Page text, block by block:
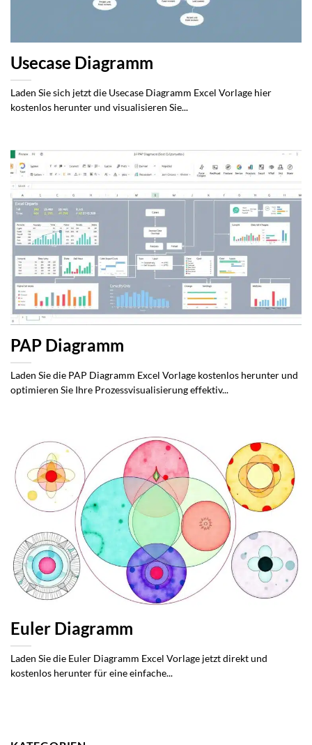
Usecase Diagramm
Laden Sie sich jetzt die Usecase Diagramm Excel Vorlage hier
kostenlos herunter und visualisieren Sie...
PAP Diagramm
Laden Sie die PAP Diagramm Excel Vorlage kostenlos herunter und
optimieren Sie Ihre Prozessvisualisierung effektiv...
Euler Diagramm
Laden Sie die Euler Diagramm Excel Vorlage jetzt direkt und
kostenlos herunter für eine einfache...